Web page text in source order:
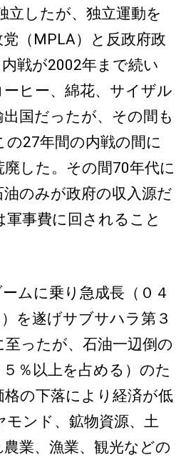
立したが、独立運動を
（MPLA）と反政府政
戦が2002年まで続い
ヒー、綿花、サイザル
国だったが、その間も
27年間の内戦の間に
した。その間70年代に
のみが政府の収入源だ
事費に回されること
ムに乗り急成長（０４
を遂げサブサハラ第３
ったが、石油一辺倒の
％以上を占める）のた
格の下落により経済が低
ンド、鉱物資源、土
業、漁業、観光などの